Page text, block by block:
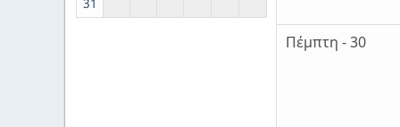
31
Πέμπτη - 30